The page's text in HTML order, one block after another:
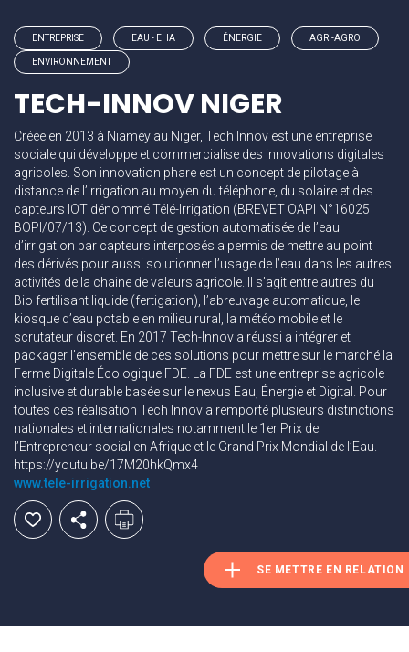
ENTREPRISE EAU - EHA ÉNERGIE AGRI-AGRO
ENVIRONNEMENT
TECH-INNOV NIGER
Créée en 2013 à Niamey au Niger, Tech Innov est une entreprise
sociale qui développe et commercialise des innovations digitales
agricoles. Son innovation phare est un concept de pilotage à
distance de l’irrigation au moyen du téléphone, du solaire et des
capteurs IOT dénommé Télé-Irrigation (BREVET OAPI N°16025
BOPI/07/13). Ce concept de gestion automatisée de l’eau
d’irrigation par capteurs interposés a permis de mettre au point
des dérivés pour aussi solutionner l’usage de l’eau dans les autres
activités de la chaine de valeurs agricole. Il s’agit entre autres du
Bio fertilisant liquide (fertigation), l’abreuvage automatique, le
kiosque d’eau potable en milieu rural, la météo mobile et le
scrutateur discret. En 2017 Tech-Innov a réussi a intégrer et
packager l’ensemble de ces solutions pour mettre sur le marché la
Ferme Digitale Écologique FDE. La FDE est une entreprise agricole
inclusive et durable basée sur le nexus Eau, Énergie et Digital. Pour
toutes ces réalisation Tech Innov a remporté plusieurs distinctions
nationales et internationales notamment le 1er Prix de
l’Entrepreneur social en Afrique et le Grand Prix Mondial de l’Eau.
https://youtu.be/17M20hkQmx4
www.tele-irrigation.net
SE METTRE EN RELATION